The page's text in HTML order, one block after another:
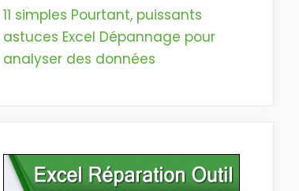
11 simples Pourtant, puissants
astuces Excel Dépannage pour
analyser des données